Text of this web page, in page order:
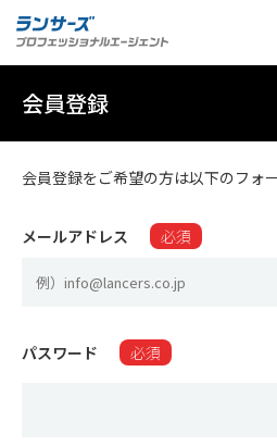
会員登録
会員登録をご希望の方は以下のフォ
メールアドレス 必須
パスワード 必須